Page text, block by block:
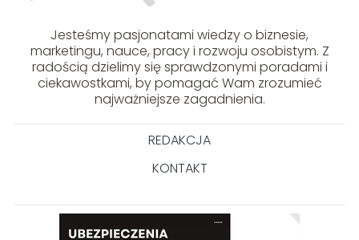
Jesteśmy pasjonatami wiedzy o biznesie,
marketingu, nauce, pracy i rozwoju osobistym. Z
radością dzielimy się sprawdzonymi poradami i
ciekawostkami, by pomagać Wam zrozumieć
najważniejsze zagadnienia.
REDAKCJA
KONTAKT